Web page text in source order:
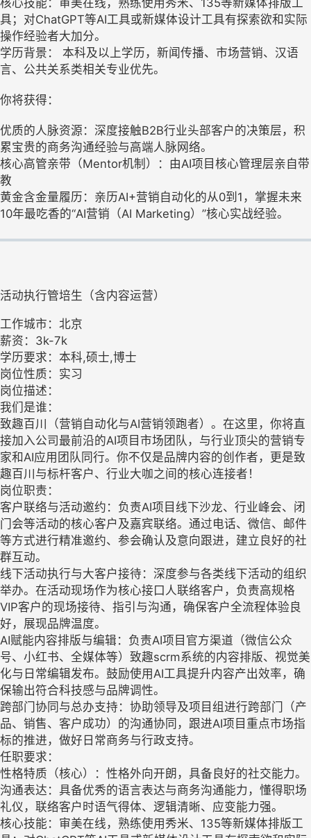
具；对ChatGPT等AI工具或新媒体设计工具有探索欲和实际
操作经验者大加分。
学历背景： 本科及以上学历，新闻传播、市场营销、汉语
言、公共关系类相关专业优先。
你将获得：
优质的人脉资源：深度接触B2B行业头部客户的决策层，积
累宝贵的商务沟通经验与高端人脉网络。
核心高管亲带（Mentor机制）：由AI项目核心管理层亲自带
教
黄金含金量履历：亲历AI+营销自动化的从0到1，掌握未来
10年最吃香的“AI营销（AI Marketing）”核心实战经验。
活动执行管培生（含内容运营）
工作城市：北京
薪资：3k-7k
学历要求：本科,硕士,博士
岗位性质：实习
岗位描述：
我们是谁：
致趣百川（营销自动化与AI营销领跑者）。在这里，你将直
接加入公司最前沿的AI项目市场团队，与行业顶尖的营销专
家和AI应用团队同行。你不仅是品牌内容的创作者，更是致
趣百川与标杆客户、行业大咖之间的核心连接者！
岗位职责：
客户联络与活动邀约：负责AI项目线下沙龙、行业峰会、闭
门会等活动的核心客户及嘉宾联络。通过电话、微信、邮件
等方式进行精准邀约、参会确认及意向跟进，建立良好的社
群互动。
线下活动执行与大客户接待：深度参与各类线下活动的组织
举办。在活动现场作为核心接口人联络客户，负责高规格
VIP客户的现场接待、指引与沟通，确保客户全流程体验良
好，展现品牌温度。
AI赋能内容排版与编辑：负责AI项目官方渠道（微信公众
号、小红书、全媒体等）致趣scrm系统的内容排版、视觉美
化与日常编辑发布。鼓励使用AI工具提升内容产出效率，确
保输出符合科技感与品牌调性。
跨部门协同与总办支持：协助领导及项目组进行跨部门（产
品、销售、客户成功）的沟通协同，跟进AI项目重点市场指
标的推进，做好日常商务与行政支持。
任职要求：
性格特质（核心）：性格外向开朗，具备良好的社交能力。
沟通表达：具备优秀的语言表达与商务沟通能力，懂得职场
礼仪，联络客户时语气得体、逻辑清晰、应变能力强。
核心技能：审美在线，熟练使用秀米、135等新媒体排版工